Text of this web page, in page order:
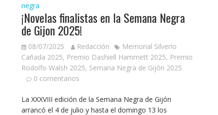
negra
¡Novelas finalistas en la Semana Negra
de Gijon 2025!
08/07/2025 Redacción
Memorial Silverio
Cañada 2025, Premio Dashiell Hammett 2025, Premio
Rodolfo Walsh 2025, Semana Negra de Gijón 2025
0 comentarios
La XXXVIII edición de la Semana Negra de Gijón
arrancó el 4 de julio y hasta el domingo 13 los